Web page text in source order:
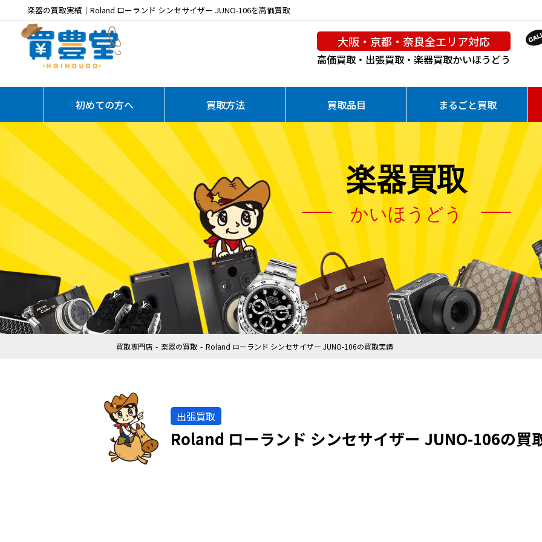
楽器の買取実績｜Roland ローランド シンセサイザー JUNO-106を高価買取
大阪・京都・奈良全エリア対応
高価買取・出張買取・楽器買取かいほうどう
初めての方へ 買取方法 買取品目 まるごと買取
楽器買取
かいほうどう
買取専門店 楽器の買取 Roland ローランド シンセサイザー JUNO-106の買取実績
出張買取
Roland ローランド シンセサイザー JUNO-106の買